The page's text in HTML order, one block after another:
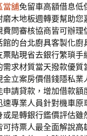
當舖免留車高額借息低
磨木地板週轉要幫助您
問審核協商皆可辦理
館的台北廚具客製化廚
票貼現省去銀行繁瑣手
需求材質當天撥款優
金立案房價借錢隱私
請貸款，增加借款額
專業人員針對機車原
是轉銀行鑑價評估雖
持票人最全面解說高